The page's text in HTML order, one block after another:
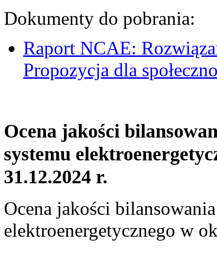
Dokumenty do pobrania:
Raport NCAE:
Propozycja dla
Ocena jakości
systemu
31.12.2024 r.
Ocena jakości
elektroenergetycznego w